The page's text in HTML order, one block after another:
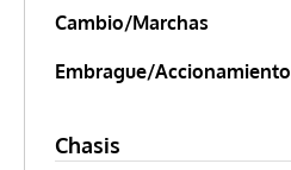
Cambio/Marchas
Embrague/Accionamiento
Chasis